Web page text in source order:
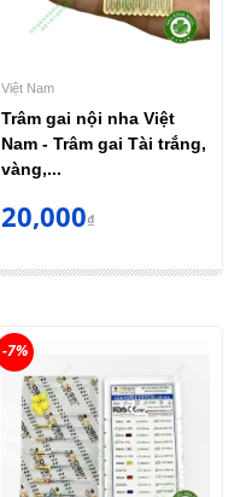
Việt Nam
Trâm gai nội nha Việt
Nam - Trâm gai Tài trắng,
vàng,...
20,000₫
-7%